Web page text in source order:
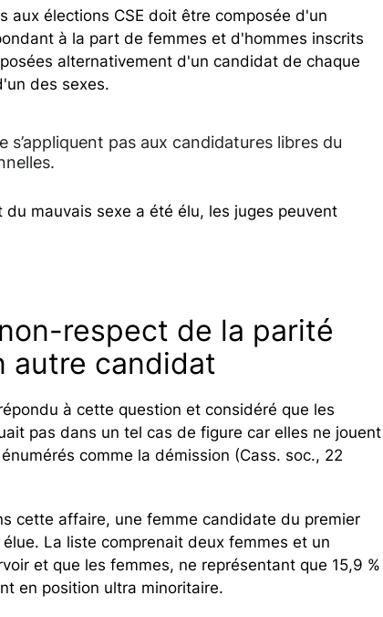
aux élections CSE doit être composée d'un
à la part de femmes et d'hommes inscrits
alternativement d'un candidat de chaque
des sexes.
s’appliquent pas aux candidatures libres du
du mauvais sexe a été élu, les juges peuvent
respect de la parité
autre candidat
à cette question et considéré que les
pas dans un tel cas de figure car elles ne jouent
comme la démission (Cass. soc., 22
cette affaire, une femme candidate du premier
La liste comprenait deux femmes et un
et que les femmes, ne représentant que 15,9 %
en position ultra minoritaire.